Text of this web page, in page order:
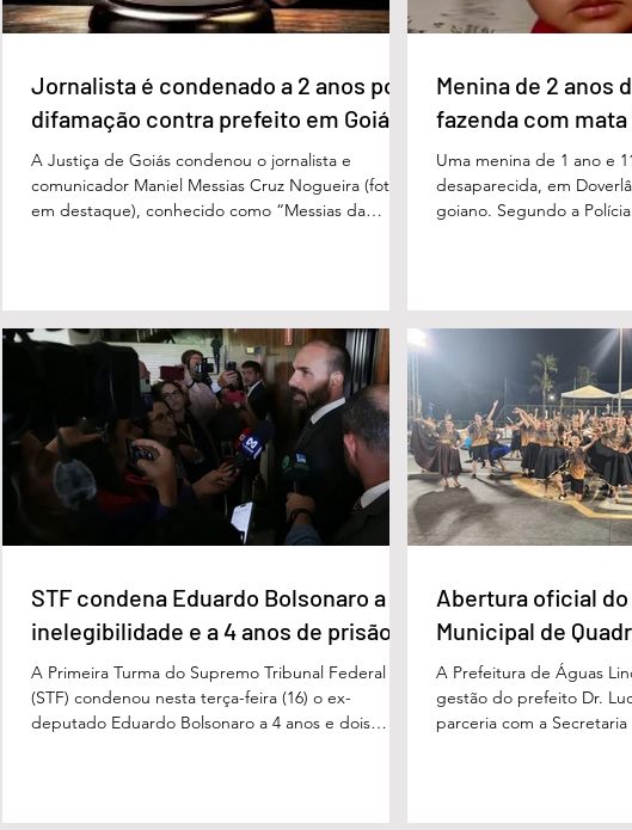
Jornalista é condenado a 2 anos por
difamação contra prefeito em Goiás
A Justiça de Goiás condenou o jornalista e
comunicador Maniel Messias Cruz Nogueira (foto
em destaque), conhecido como “Messias da
proferida pelo juiz Hermes Pereira Vidigal, da Vara
Criminal da Comarca de Edéia. O jornalista
contesta a decisão e diz que sofre perseguição.
Apesar da condenação, a pena será cumprida em
regime inicialmente aberto e
Menina de 2 anos
fazenda com mata
Uma menina de 1 ano e
desaparecida, em
goiano. Segundo a
terça-feira (16/6) não
de Bombeiros realiza
mata fechada e próxima
com o tenente Vivaldo
STF condena Eduardo Bolsonaro a
inelegibilidade e a 4 anos de prisão
A Primeira Turma do Supremo Tribunal Federal
(STF) condenou nesta terça-feira (16) o ex-
deputado Eduardo Bolsonaro a 4 anos e dois
prisão, o ex-deputado foi condenado a oito anos
Abertura oficial
Municipal de
A Prefeitura de Águas
gestão do prefeito Dr.
parceria com a
Campeonato Municipal